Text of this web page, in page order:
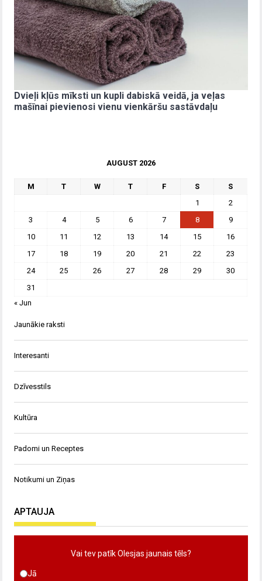
Dvieļi kļūs mīksti un kupli dabiskā veidā, ja veļas
mašīnai pievienosi vienu vienkāršu sastāvdaļu
AUGUST 2026
M T W T F S
S
1
2
3
4 5 6 7 8
9
10
11 12 13 14 15
16
17
18 19 20 21 22
23
24
25 26 27 28 29
30
31
« Jun
Jaunākie raksti
Interesanti
Dzīvesstils
Kultūra
Padomi un Receptes
Notikumi un Ziņas
APTAUJA
Vai tev patīk Olesjas jaunais tēls?
Jā